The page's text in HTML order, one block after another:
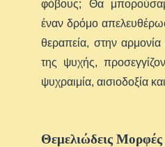
φόβους; Θα
έναν δρόμο
θεραπεία, στην
της ψυχής,
ψυχραιμία, αισιοδοξία
Θεμελιώδεις